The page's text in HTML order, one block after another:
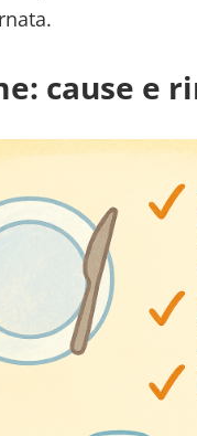
cause e